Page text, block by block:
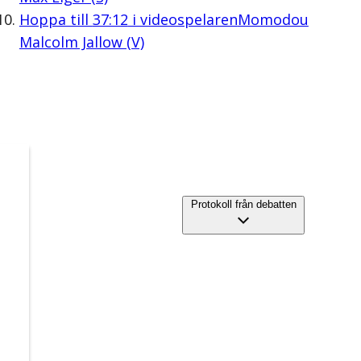
Hoppa till 37:12 i videospelarenMomodou
Malcolm Jallow (V)
Protokoll från debatten